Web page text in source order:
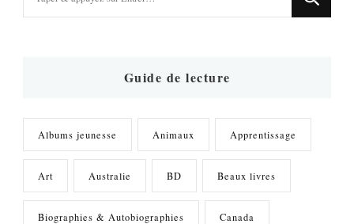
Guide de lecture
Albums jeunesse Animaux Apprentissage
Art Australie BD Beaux livres
Biographies & Autobiographies Canada